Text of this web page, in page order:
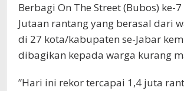
Berbagi On The Street (Bubos) ke-
Jutaan rantang yang berasal dari
di 27 kota/kabupaten se-Jabar
dibagikan kepada warga kurang
”Hari ini rekor tercapai 1,4 juta